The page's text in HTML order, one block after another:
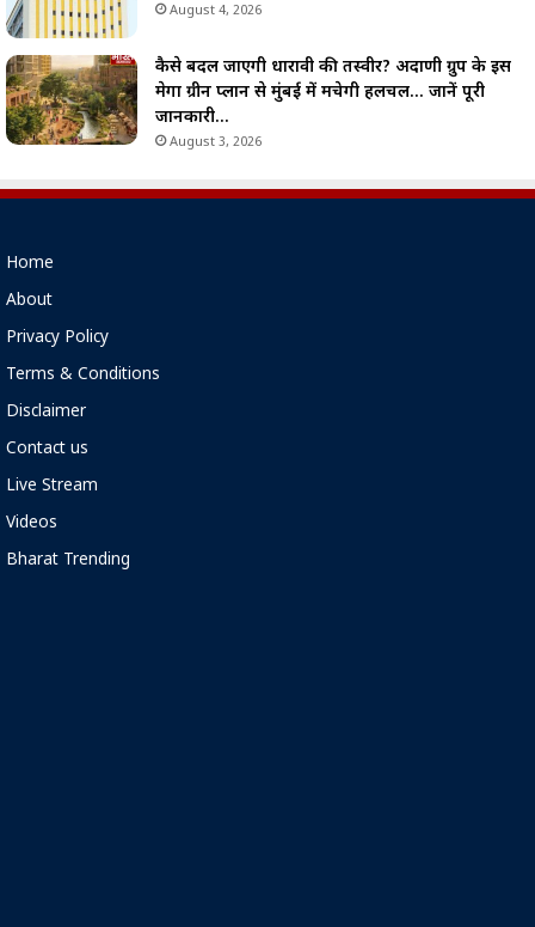
August 4, 2026
कैसे बदल जाएगी धारावी की तस्वीर? अदाणी ग्रुप के इस
मेगा ग्रीन प्लान से मुंबई में मचेगी हलचल… जानें पूरी
जानकारी…
August 3, 2026
Home
About
Privacy Policy
Terms & Conditions
Disclaimer
Contact us
Live Stream
Videos
Bharat Trending